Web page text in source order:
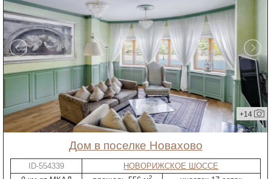
+14
дом в поселке Новахово
ID-554339
НОВОРИЖСКОЕ ШОССЕ